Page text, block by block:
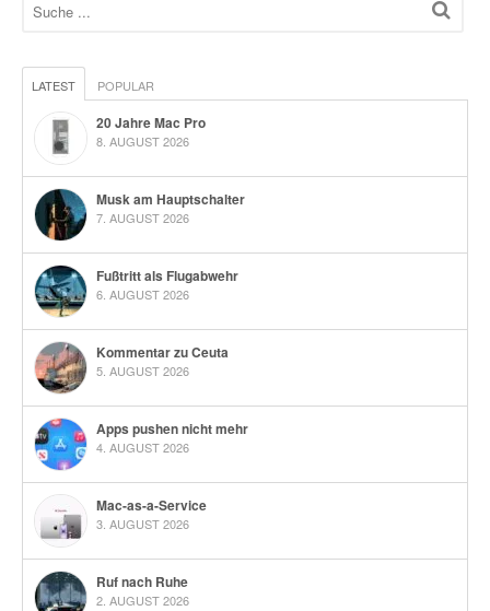
LATEST POPULAR
20 Jahre Mac Pro
8. AUGUST 2026
Musk am Hauptschalter
7. AUGUST 2026
Fußtritt als Flugabwehr
6. AUGUST 2026
Kommentar zu Ceuta
5. AUGUST 2026
Apps pushen nicht mehr
4. AUGUST 2026
Mac-as-a-Service
3. AUGUST 2026
Ruf nach Ruhe
2. AUGUST 2026